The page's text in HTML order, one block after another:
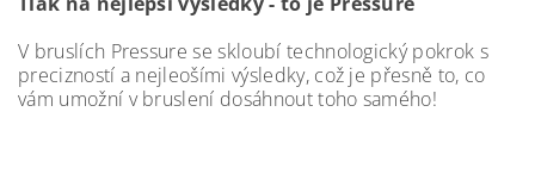
V bruslích Pressure se skloubí technologický pokrok s
precizností a nejleošími výsledky, což je přesně to, co
vám umožní v bruslení dosáhnout toho samého!